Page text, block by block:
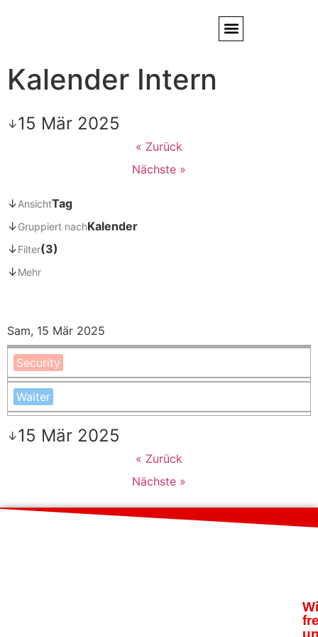
Kalender Intern
↓15 Mär 2025
« Zurück
Nächste »
↓AnsichtTag
↓Gruppiert nachKalender
↓Filter(3)
↓Mehr
Sam, 15 Mär 2025
Security
Waiter
↓15 Mär 2025
« Zurück
Nächste »